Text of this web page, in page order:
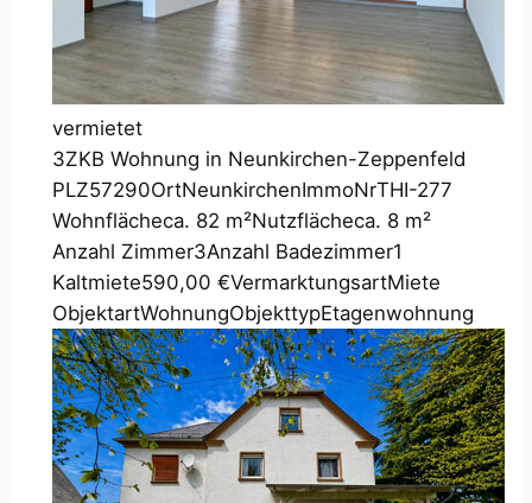
vermietet
3ZKB Wohnung in Neunkirchen-Zeppenfeld
PLZ57290OrtNeunkirchenImmoNrTHI-277
Wohnflächeca. 82 m²Nutzflächeca. 8 m²
Anzahl Zimmer3Anzahl Badezimmer1
Kaltmiete590,00 €VermarktungsartMiete
ObjektartWohnungObjekttypEtagenwohnung